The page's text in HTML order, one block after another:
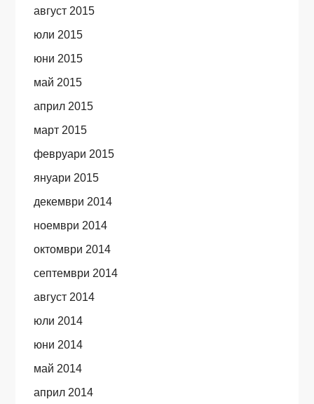
август 2015
юли 2015
юни 2015
май 2015
април 2015
март 2015
февруари 2015
януари 2015
декември 2014
ноември 2014
октомври 2014
септември 2014
август 2014
юли 2014
юни 2014
май 2014
април 2014